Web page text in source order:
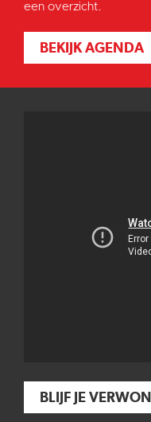
een overzicht.
BEKIJK AGENDA
BLIJF JE